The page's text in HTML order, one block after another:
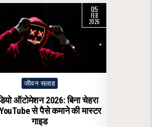
05
FEB
2026
Posted
जीवन सलाह
ऑटोमेशन 2026: बिना चेहरा
से पैसे कमाने की मास्टर
गाइड